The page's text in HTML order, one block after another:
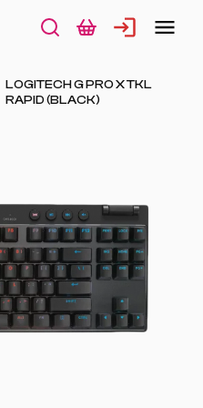
LOGITECH G PRO X TKL
RAPID (BLACK)